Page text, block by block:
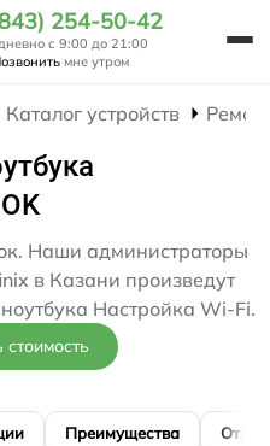
254-50-42
с 9:00 до 21:00
мне утром
Каталог устройств
Наши администраторы
в Казани произведут
Настройка Wi-Fi.
стоимость
Преимущества